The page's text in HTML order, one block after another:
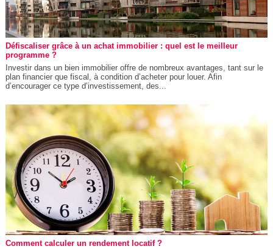
Défiscaliser grâce à un achat immobilier : quel est le meilleur
programme ?
Investir dans un bien immobilier offre de nombreux avantages, tant sur le
plan financier que fiscal, à condition d’acheter pour louer. Afin
d’encourager ce type d’investissement, des...
Comment calculer un rendement locatif ?